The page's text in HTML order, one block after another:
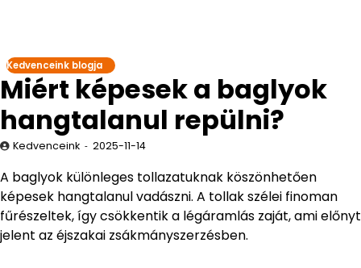
Kedvenceink blogja
Miért képesek a baglyok
hangtalanul repülni?
Kedvenceink 2025-11-14
A baglyok különleges tollazatuknak köszönhetően
képesek hangtalanul vadászni. A tollak szélei finoman
fűrészeltek, így csökkentik a légáramlás zaját, ami előnyt
jelent az éjszakai zsákmányszerzésben.